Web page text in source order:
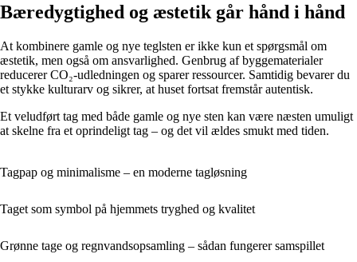
Bæredygtighed og æstetik går hånd i hånd
At kombinere gamle og nye teglsten er ikke kun et spørgsmål om
æstetik, men også om ansvarlighed. Genbrug af byggematerialer
reducerer CO₂-udledningen og sparer ressourcer. Samtidig bevarer du
et stykke kulturarv og sikrer, at huset fortsat fremstår autentisk.
Et veludført tag med både gamle og nye sten kan være næsten umuligt
at skelne fra et oprindeligt tag – og det vil ældes smukt med tiden.
Tagpap og minimalisme – en moderne tagløsning
Taget som symbol på hjemmets tryghed og kvalitet
Grønne tage og regnvandsopsamling – sådan fungerer samspillet